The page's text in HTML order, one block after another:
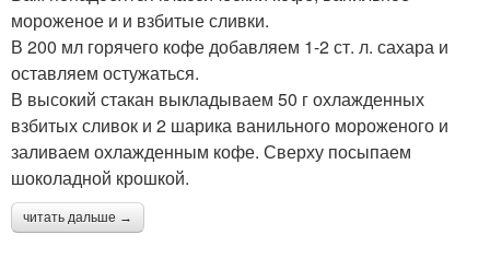
мороженое и и взбитые сливки.
В 200 мл горячего кофе добавляем 1-2 ст. л. сахара и
оставляем остужаться.
В высокий стакан выкладываем 50 г охлажденных
взбитых сливок и 2 шарика ванильного мороженого и
заливаем охлажденным кофе. Сверху посыпаем
шоколадной крошкой.
читать дальше →